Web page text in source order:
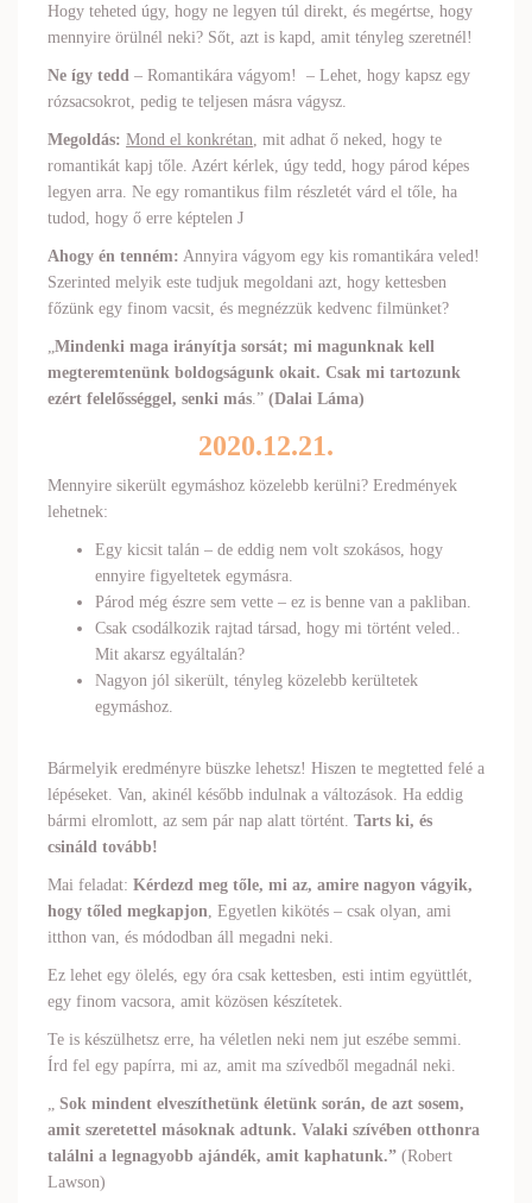
Hogy teheted úgy, hogy ne legyen túl direkt, és megértse, hogy
mennyire örülnél neki? Sőt, azt is kapd, amit tényleg szeretnél!
Ne így tedd – Romantikára vágyom! – Lehet, hogy kapsz egy
rózsacsokrot, pedig te teljesen másra vágysz.
Megoldás: Mond el konkrétan , mit adhat ő neked, hogy te
romantikát kapj tőle. Azért kérlek, úgy tedd, hogy párod képes
legyen arra. Ne egy romantikus film részletét várd el tőle, ha
tudod, hogy ő erre képtelen J
Ahogy én tenném: Annyira vágyom egy kis romantikára veled!
Szerinted melyik este tudjuk megoldani azt, hogy kettesben
főzünk egy finom vacsit, és megnézzük kedvenc filmünket?
Mindenki maga irányítja sorsát; mi magunknak kell
megteremtenünk boldogságunk okait. Csak mi tartozunk
ezért felelősséggel, senki más .” (Dalai Láma)
2020.12.21.
Mennyire sikerült egymáshoz közelebb kerülni? Eredmények
lehetnek:
Egy kicsit talán – de eddig nem volt szokásos, hogy
ennyire figyeltetek egymásra.
Párod még észre sem vette – ez is benne van a pakliban.
Csak csodálkozik rajtad társad, hogy mi történt veled..
Mit akarsz egyáltalán?
Nagyon jól sikerült, tényleg közelebb kerültetek
egymáshoz.
Bármelyik eredményre büszke lehetsz! Hiszen te megtetted felé a
lépéseket. Van, akinél később indulnak a változások. Ha eddig
bármi elromlott, az sem pár nap alatt történt. Tarts ki, és
csináld tovább!
Mai feladat: Kérdezd meg tőle, mi az, amire nagyon vágyik,
hogy tőled megkapjon , Egyetlen kikötés – csak olyan, ami
itthon van, és módodban áll megadni neki.
Ez lehet egy ölelés, egy óra csak kettesben, esti intim együttlét,
egy finom vacsora, amit közösen készítetek.
Te is készülhetsz erre, ha véletlen neki nem jut eszébe semmi.
Írd fel egy papírra, mi az, amit ma szívedből megadnál neki.
Sok mindent elveszíthetünk életünk során, de azt sosem,
amit szeretettel másoknak adtunk. Valaki szívében otthonra
találni a legnagyobb ajándék, amit kaphatunk.” (Robert
Lawson)